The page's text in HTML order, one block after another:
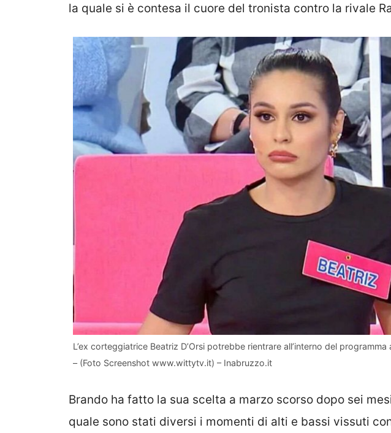
la quale si è contesa il cuore del tronista contro la rivale
L’ex corteggiatrice Beatriz D’Orsi potrebbe rientrare all’interno del
– (Foto Screenshot www.wittytv.it) – Inabruzzo.it
Brando ha fatto la sua scelta a marzo scorso dopo sei
quale sono stati diversi i momenti di alti e bassi vissuti